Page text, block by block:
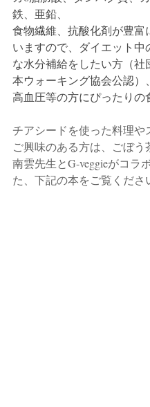
鉄、亜鉛、
食物繊維、抗酸化剤が豊富
いますので、ダイエット中
な水分補給をしたい方（社
本ウォーキング協会公認）
高血圧等の方にぴったりの
チアシードを使った料理や
ご興味のある方は、ごぼう
南雲先生とG-veggieがコラ
た、下記の本をご覧くださ